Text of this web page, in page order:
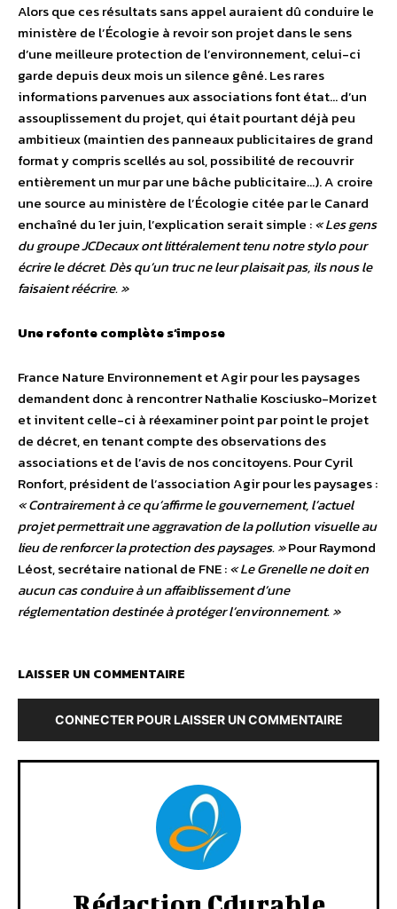
Alors que ces résultats sans appel auraient dû conduire le
ministère de l’Écologie à revoir son projet dans le sens
d’une meilleure protection de l’environnement, celui-ci
garde depuis deux mois un silence gêné. Les rares
informations parvenues aux associations font état… d’un
assouplissement du projet, qui était pourtant déjà peu
ambitieux (maintien des panneaux publicitaires de grand
format y compris scellés au sol, possibilité de recouvrir
entièrement un mur par une bâche publicitaire…). A croire
une source au ministère de l’Écologie citée par le Canard
enchaîné du 1er juin, l’explication serait simple :« Les gens
du groupe JCDecaux ont littéralement tenu notre stylo pour
écrire le décret. Dès qu’un truc ne leur plaisait pas, ils nous le
faisaient réécrire. »
Une refonte complète s’impose
France Nature Environnement et Agir pour les paysages
demandent donc à rencontrer Nathalie Kosciusko-Morizet
et invitent celle-ci à réexaminer point par point le projet
de décret, en tenant compte des observations des
associations et de l’avis de nos concitoyens. Pour Cyril
Ronfort, président de l’association Agir pour les paysages :
« Contrairement à ce qu’affirme le gouvernement, l’actuel
projet permettrait une aggravation de la pollution visuelle au
lieu de renforcer la protection des paysages. »Pour Raymond
Léost, secrétaire national de FNE :« Le Grenelle ne doit en
aucun cas conduire à un affaiblissement d’une
réglementation destinée à protéger l’environnement. »
LAISSER UN COMMENTAIRE
CONNECTER POUR LAISSER UN COMMENTAIRE